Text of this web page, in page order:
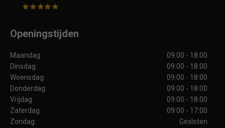
Openingstijden
Maandag:
09:00 - 18:00
Dinsdag:
09:00 - 18:00
Woensdag:
09:00 - 18:00
Donderdag:
09:00 - 18:00
Vrijdag
09:00 - 18:00
Zaterdag:
09:00 - 17:00
Zondag:
Gesloten